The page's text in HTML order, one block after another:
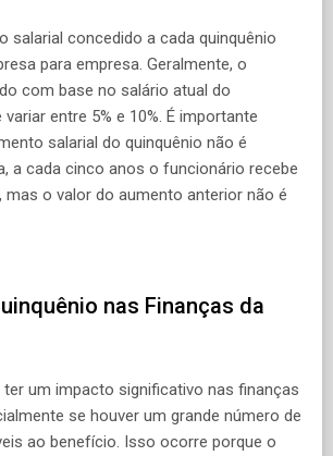
salarial concedido a cada quinquênio
para empresa. Geralmente, o
com base no salário atual do
entre 5% e 10%. É importante
salarial do quinquênio não é
a cada cinco anos o funcionário recebe
mas o valor do aumento anterior não é
nas Finanças da
ter um impacto significativo nas finanças
se houver um grande número de
ao benefício. Isso ocorre porque o